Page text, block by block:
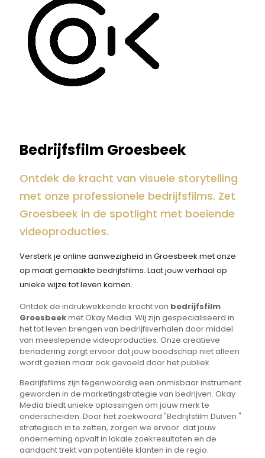
Bedrijfsfilm Groesbeek
Ontdek de kracht van visuele storytelling
met onze professionele bedrijfsfilms. Zet
Groesbeek in de spotlight met boeiende
videoproducties.
Versterk je online aanwezigheid in Groesbeek met onze
op maat gemaakte bedrijfsfilms. Laat jouw verhaal op
unieke wijze tot leven komen.
Ontdek de indrukwekkende kracht van bedrijfsfilm
Groesbeekmet Okay Media. Wij zijn gespecialiseerd in
het tot leven brengen van bedrijfsverhalen door middel
van meeslepende videoproducties. Onze creatieve
benadering zorgt ervoor dat jouw boodschap niet alleen
wordt gezien maar ook gevoeld door het publiek.
Bedrijfsfilms zijn tegenwoordig een onmisbaar instrument
geworden in de marketingstrategie van bedrijven. Okay
Media biedt unieke oplossingen om jouw merk te
onderscheiden. Door het zoekwoord "Bedrijfsfilm Duiven "
strategisch in te zetten, zorgen we ervoor dat jouw
onderneming opvalt in lokale zoekresultaten en de
aandacht trekt van potentiële klanten in de regio.